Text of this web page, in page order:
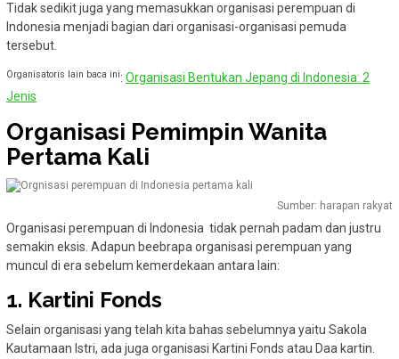
Tidak sedikit juga yang memasukkan organisasi perempuan di
Indonesia menjadi bagian dari organisasi-organisasi pemuda
tersebut.
Organisatoris lain baca ini: Organisasi Bentukan Jepang di Indonesia: 2
Jenis
Organisasi Pemimpin Wanita
Pertama Kali
Sumber: harapan rakyat
Organisasi perempuan di Indonesia tidak pernah padam dan justru
semakin eksis. Adapun beebrapa organisasi perempuan yang
muncul di era sebelum kemerdekaan antara lain:
1. Kartini Fonds
Selain organisasi yang telah kita bahas sebelumnya yaitu Sakola
Kautamaan Istri, ada juga organisasi Kartini Fonds atau Daa kartin.